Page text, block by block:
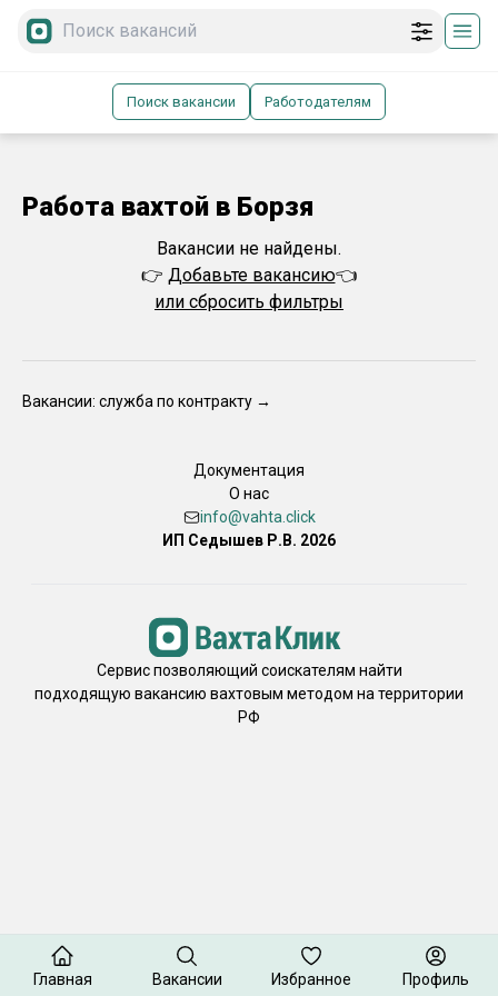
Поиск вакансии Работодателям
Работа вахтой в Борзя
Вакансии не найдены.
👉 Добавьте вакансию👈
или сбросить фильтры
Вакансии: служба по контракту →
Документация
О нас
info@vahta.click
ИП Седышев Р.В. 2026
Сервис позволяющий соискателям найти
подходящую вакансию вахтовым методом на территории
РФ
Главная Вакансии Избранное Профиль